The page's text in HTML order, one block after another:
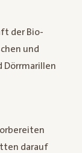
der Bio-
und
Dörrmarillen
darauf